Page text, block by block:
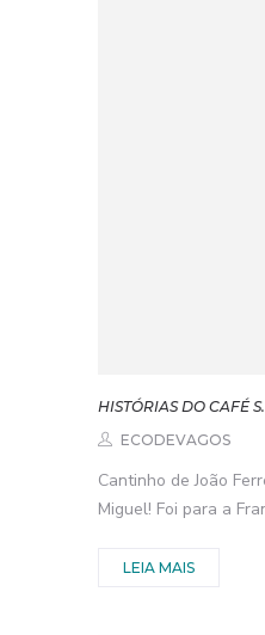
HISTÓRIAS DO CAFÉ
ECODEVAGOS
Cantinho de João
Miguel! Foi para a
LEIA MAIS